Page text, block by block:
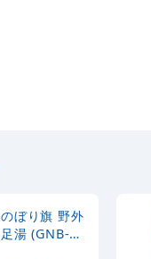
のぼり旗 野外
足湯 (GNB-